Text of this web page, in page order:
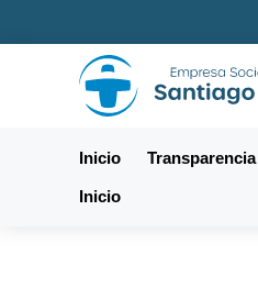
Inicio Transparencia
Inicio